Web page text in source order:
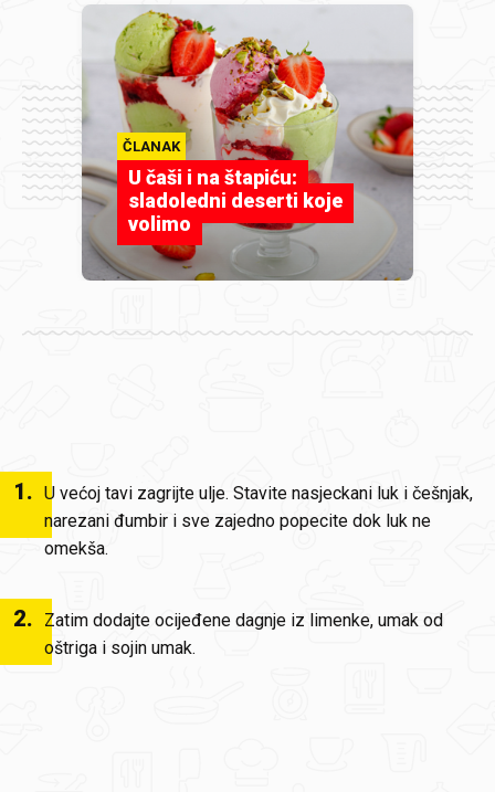
ČLANAK
U čaši i na štapiću:
sladoledni deserti koje
volimo
1. U većoj tavi zagrijte ulje. Stavite nasjeckani luk i češnjak,
narezani đumbir i sve zajedno popecite dok luk ne
omekša.
2.
Zatim dodajte ocijeđene dagnje iz limenke, umak od
oštriga i sojin umak.